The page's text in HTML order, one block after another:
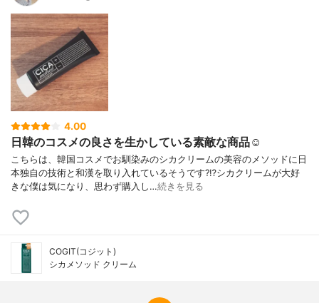
4.00
日韓のコスメの良さを生かしている素敵な商品☺️
こちらは、韓国コスメでお馴染みのシカクリームの美容のメソッドに日
本独自の技術と和漢を取り入れているそうです?⁉️シカクリームが大好
きな僕は気になり、思わず購入し…続きを見る
COGIT(コジット)
シカメソッド クリーム